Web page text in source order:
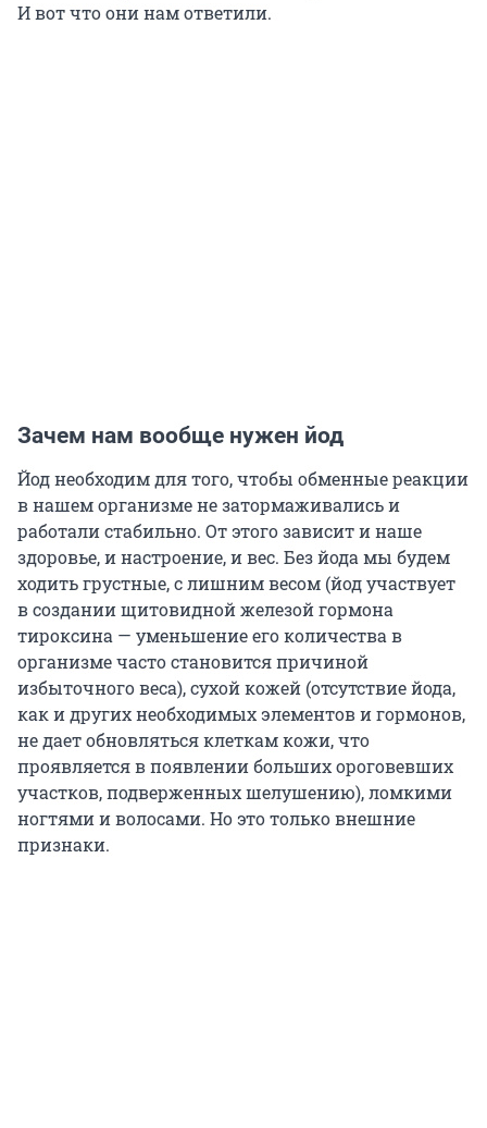
И вот что они нам ответили.
Зачем нам вообще нужен йод
Йод необходим для того, чтобы обменные реакции
в нашем организме не затормаживались и
работали стабильно. От этого зависит и наше
здоровье, и настроение, и вес. Без йода мы будем
ходить грустные, с лишним весом (йод участвует
в создании щитовидной железой гормона
тироксина — уменьшение его количества в
организме часто становится причиной
избыточного веса), сухой кожей (отсутствие йода,
как и других необходимых элементов и гормонов,
не дает обновляться клеткам кожи, что
проявляется в появлении больших ороговевших
участков, подверженных шелушению), ломкими
ногтями и волосами. Но это только внешние
признаки.